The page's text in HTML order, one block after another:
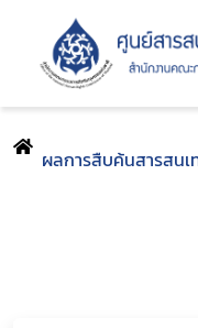
ผลการสืบค้นสารสนเ